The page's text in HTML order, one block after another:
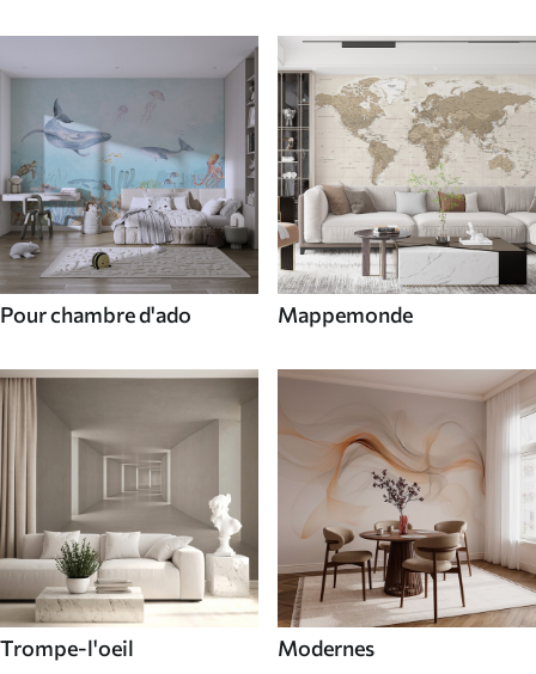
Pour chambre d'ado Mappemonde
Trompe-l'oeil Modernes